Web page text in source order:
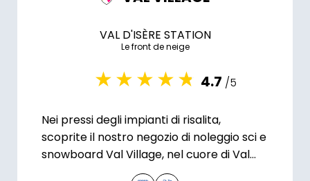
VAL D'ISÈRE STATION
Le front de neige
4.7 /5
Nei pressi degli impianti di risalita,
scoprite il nostro negozio di noleggio sci e
snowboard Val Village, nel cuore di Val